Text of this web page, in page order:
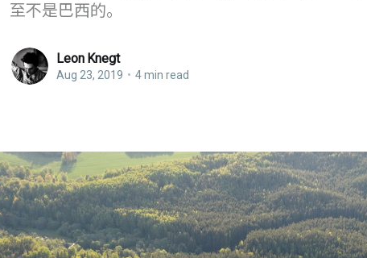
至不是巴西的。
Leon Knegt
Aug 23, 2019 • 4 min read